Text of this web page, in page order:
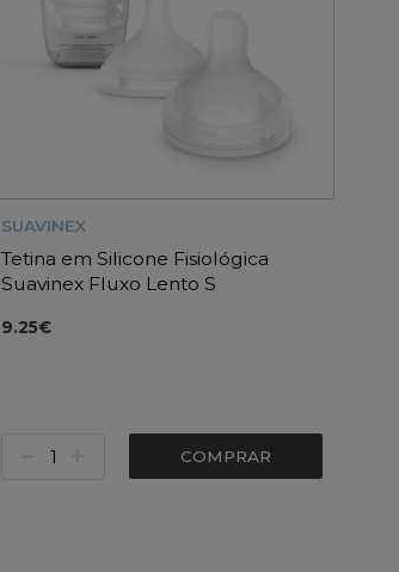
SUAVINEX
Tetina em Silicone Fisiológica
Suavinex Fluxo Lento S
9.25€
COMPRAR